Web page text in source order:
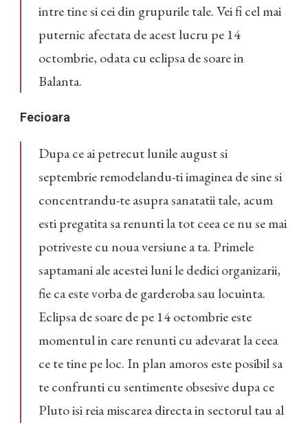
intre tine si cei din grupurile tale. Vei fi cel mai
puternic afectata de acest lucru pe 14
octombrie, odata cu eclipsa de soare in
Balanta.
Fecioara
Dupa ce ai petrecut lunile august si
septembrie remodelandu-ti imaginea de sine si
concentrandu-te asupra sanatatii tale, acum
esti pregatita sa renunti la tot ceea ce nu se mai
potriveste cu noua versiune a ta. Primele
saptamani ale acestei luni le dedici organizarii,
fie ca este vorba de garderoba sau locuinta.
Eclipsa de soare de pe 14 octombrie este
momentul in care renunti cu adevarat la ceea
ce te tine pe loc. In plan amoros este posibil sa
te confrunti cu sentimente obsesive dupa ce
Pluto isi reia miscarea directa in sectorul tau al